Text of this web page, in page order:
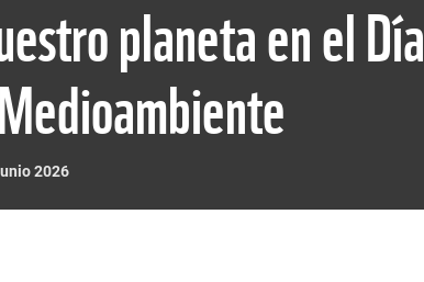
planeta en el Día
2026